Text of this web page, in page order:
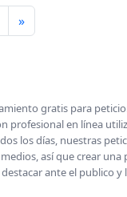
»
gratis para
profesional en línea
los días, nuestras
así que crear una
ante el publico